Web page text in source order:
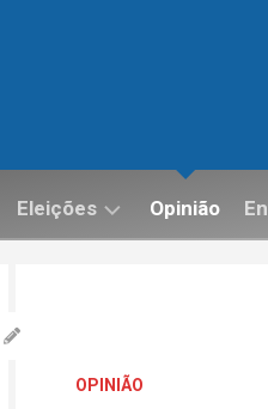
Eleições Opinião
OPINIÃO